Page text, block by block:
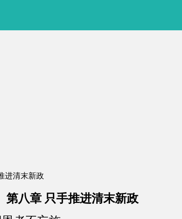
进清末新政
第八章 只手推进清末新政